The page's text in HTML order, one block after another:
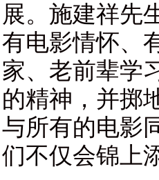
展。施建祥先
有电影情怀、
家、老前辈学
的精神，并掷
与所有的电影
们不仅会锦上